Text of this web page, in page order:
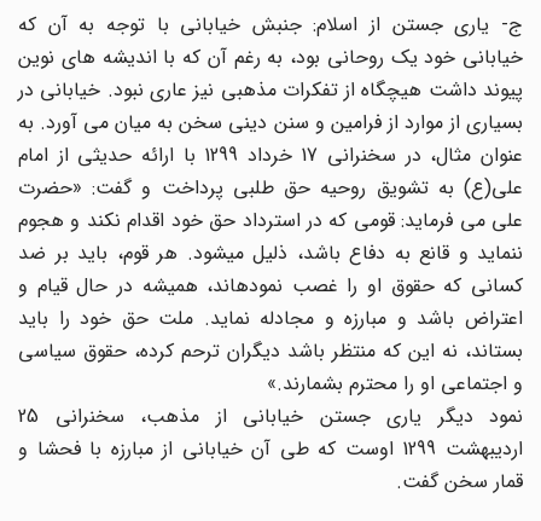
ج- یاری جستن از اسلام: جنبش خیابانی با توجه به آن که
خیابانی خود یک روحانی بود، به رغم آن که با اندیشه های نوین
پیوند داشت هیچگاه از تفکرات مذهبی نیز عاری نبود. خیابانی در
بسیاری از موارد از فرامین و سنن دینی سخن به میان می آورد. به
عنوان مثال، در سخنرانی 17 خرداد 1299 با ارائه حدیثی از امام
علی(ع) به تشویق روحیه حق طلبی پرداخت و گفت: «حضرت
علی می فرماید: قومی که در استرداد حق خود اقدام نکند و هجوم
ننماید و قانع‏ به دفاع باشد، ذلیل می‏شود. هر قوم، باید بر ضد
کسانی که حقوق او را غصب‏ نموده‏اند، همیشه در حال قیام و
اعتراض باشد و مبارزه و مجادله نماید. ملت‏ حق خود را باید
بستاند، نه این که منتظر باشد دیگران ترحم کرده، حقوق سیاسی‏
و اجتماعی او را محترم بشمارند.»
نمود دیگر یاری جستن خیابانی از مذهب، سخنرانی 25
اردیبهشت 1299 اوست که طی آن خیابانی از مبارزه با فحشا و
قمار سخن گفت.